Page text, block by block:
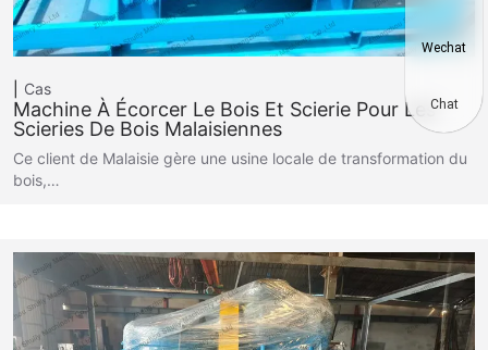
Cas
Machine À Écorcer Le Bois Et Scierie Pour Les
Scieries De Bois Malaisiennes
Ce client de Malaisie gère une usine locale de transformation du
bois,…
Wechat
Chat